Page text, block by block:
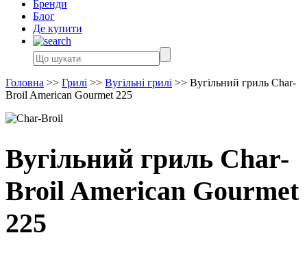
Бренди
Блог
Де купити
Головна >> Грилі >> Вугільні грилі >> Вугільний гриль Char-
Broil American Gourmet 225
Вугільний гриль Char-
Broil American Gourmet
225